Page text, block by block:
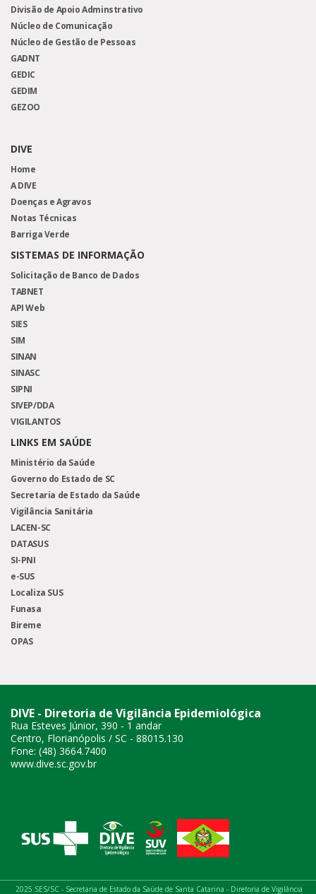
Divisão de Apoio Adminstrativo
Núcleo de Comunicação
Núcleo de Gestão de Pessoas
GADNT
GEDIC
GEDIM
GEZOO
DIVE
Home
A DIVE
Doenças e Agravos
Notas Técnicas
Barriga Verde
SISTEMAS DE INFORMAÇÃO
Solicitação de Banco de Dados
TABNET
API Web
SIES
SIM
SINAN
SINASC
SIPNI
SIVEP/DDA
VIGILANTOS
LINKS EM SAÚDE
Ministério da Saúde
Governo do Estado de SC
Secretaria de Estado da Saúde
Vigilância Sanitária
LACEN-SC
DATASUS
SI-PNI
e-SUS
Localiza SUS
Funasa
Bireme
OPAS
DIVE - Diretoria de Vigilância Epidemiológica
Rua Esteves Júnior, 390 - 1 andar
Centro, Florianópolis / SC - 88015.130
Fone: (48) 3664.7400
www.dive.sc.gov.br
2025 SES/SC - Secretaria de Estado da Saúde de Santa Catarina - Diretoria de Vigilância